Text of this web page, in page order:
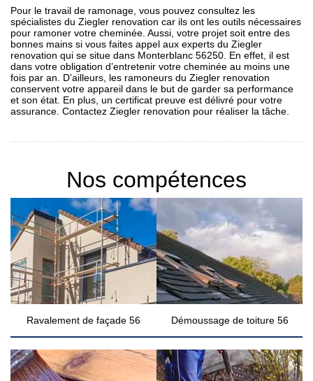
Pour le travail de ramonage, vous pouvez consultez les
spécialistes du Ziegler renovation car ils ont les outils nécessaires
pour ramoner votre cheminée. Aussi, votre projet soit entre des
bonnes mains si vous faites appel aux experts du Ziegler
renovation qui se situe dans Monterblanc 56250. En effet, il est
dans votre obligation d’entretenir votre cheminée au moins une
fois par an. D’ailleurs, les ramoneurs du Ziegler renovation
conservent votre appareil dans le but de garder sa performance
et son état. En plus, un certificat preuve est délivré pour votre
assurance. Contactez Ziegler renovation pour réaliser la tâche.
Nos compétences
Ravalement de façade 56 Démoussage de toiture 56